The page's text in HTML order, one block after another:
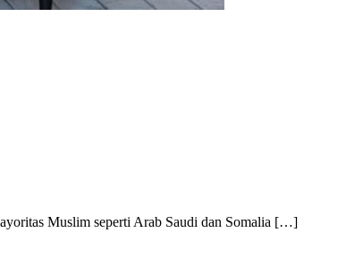
Muslim seperti Arab Saudi dan Somalia […]